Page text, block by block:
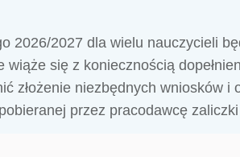
2026/2027 dla wielu nauczycieli
wiąże się z koniecznością
złożenie niezbędnych wniosków i
przez pracodawcę